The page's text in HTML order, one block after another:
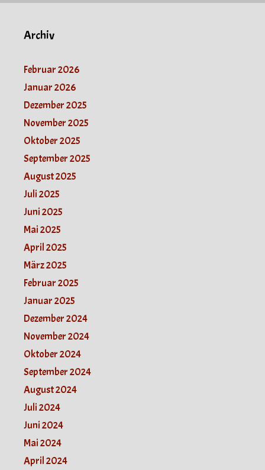
Archiv
Februar 2026
Januar 2026
Dezember 2025
November 2025
Oktober 2025
September 2025
August 2025
Juli 2025
Juni 2025
Mai 2025
April 2025
März 2025
Februar 2025
Januar 2025
Dezember 2024
November 2024
Oktober 2024
September 2024
August 2024
Juli 2024
Juni 2024
Mai 2024
April 2024